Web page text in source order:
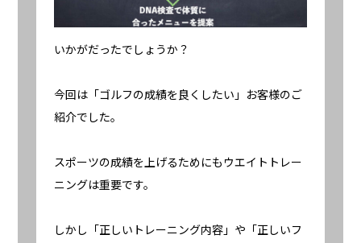
いかがだったでしょうか？
今回は「ゴルフの成績を良くしたい」お客様のご
紹介でした。
スポーツの成績を上げるためにもウエイトトレー
ニングは重要です。
しかし「正しいトレーニング内容」や「正しいフ